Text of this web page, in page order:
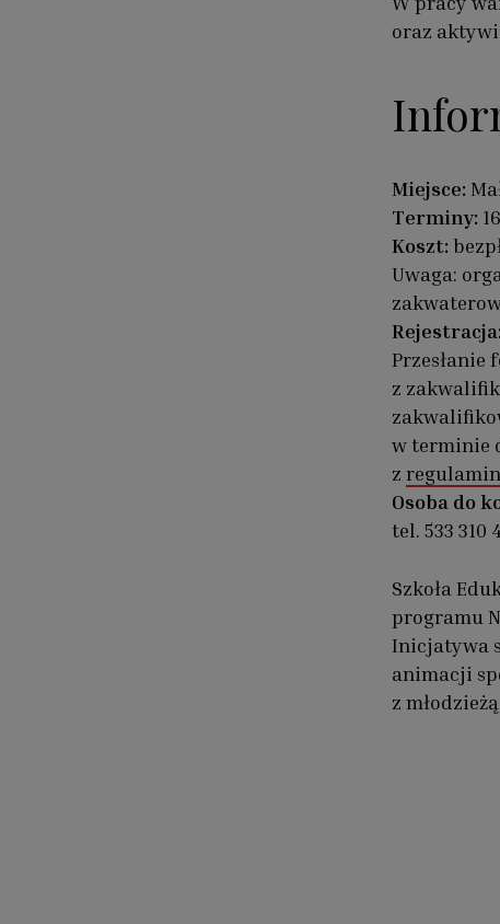
oraz
Miejsce:
Terminy:
Koszt:
Uwaga:
Rejestracja:
Przesłanie
z
w terminie
z
Osoba do
tel. 533 310
Szkoła
programu
Inicjatywa
animacji
z